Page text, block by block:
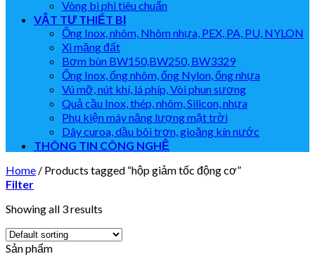
Vòng bi phi tiêu chuẩn
VẬT TƯ THIẾT BỊ
Ống Inox, nhôm, Nhôm nhựa, PEX, PA, PU, NYLON
Xi măng đất
Bơm bùn BW150,BW250, BW3329
Ống Inox, ống nhôm, ống Nylon, ống nhựa
Vú mỡ, nút khí, lá phíp, Vòi phun sương
Quả cầu Inox, thép, nhôm, Silicon, nhựa
Phụ kiện máy năng lượng mặt trời
Dây curoa, dầu bôi trơn, gioăng kín nước
THÔNG TIN CÔNG NGHỆ
Home / Products tagged “hộp giảm tốc động cơ”
Filter
Showing all 3 results
Sản phẩm